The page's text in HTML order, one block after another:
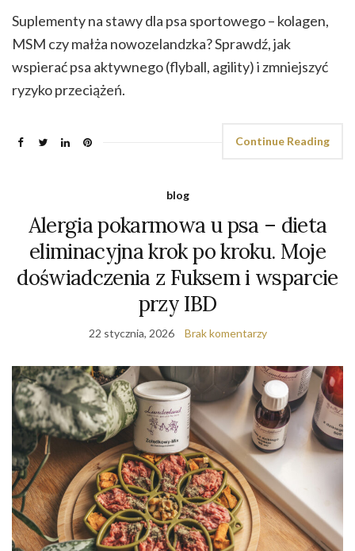
Suplementy na stawy dla psa sportowego – kolagen,
MSM czy małża nowozelandzka? Sprawdź, jak
wspierać psa aktywnego (flyball, agility) i zmniejszyć
ryzyko przeciążeń.
Continue Reading
blog
Alergia pokarmowa u psa – dieta
eliminacyjna krok po kroku. Moje
doświadczenia z Fuksem i wsparcie
przy IBD
22 stycznia, 2026 Brak komentarzy